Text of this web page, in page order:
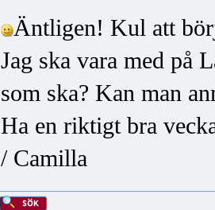
Äntligen! Kul att
Jag ska vara med på
som ska? Kan man
Ha en riktigt bra
/ Camilla